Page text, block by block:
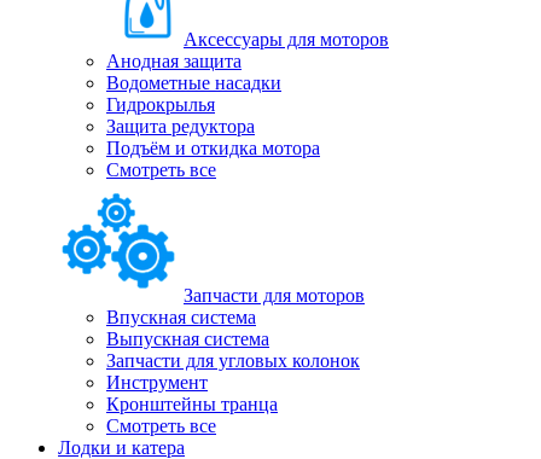
Аксессуары для моторов
Анодная защита
Водометные насадки
Гидрокрылья
Защита редуктора
Подъём и откидка мотора
Смотреть все
Запчасти для моторов
Впускная система
Выпускная система
Запчасти для угловых колонок
Инструмент
Кронштейны транца
Смотреть все
Лодки и катера